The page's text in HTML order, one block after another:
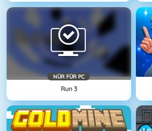
NÜR FÜR PC
Run 3